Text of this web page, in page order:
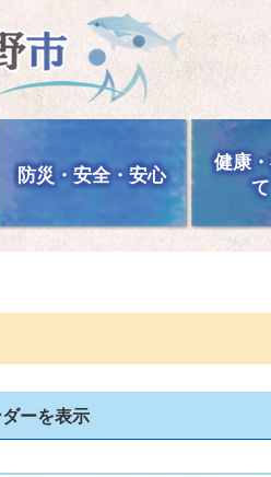
防災・安全・安心
健康
ーを表示